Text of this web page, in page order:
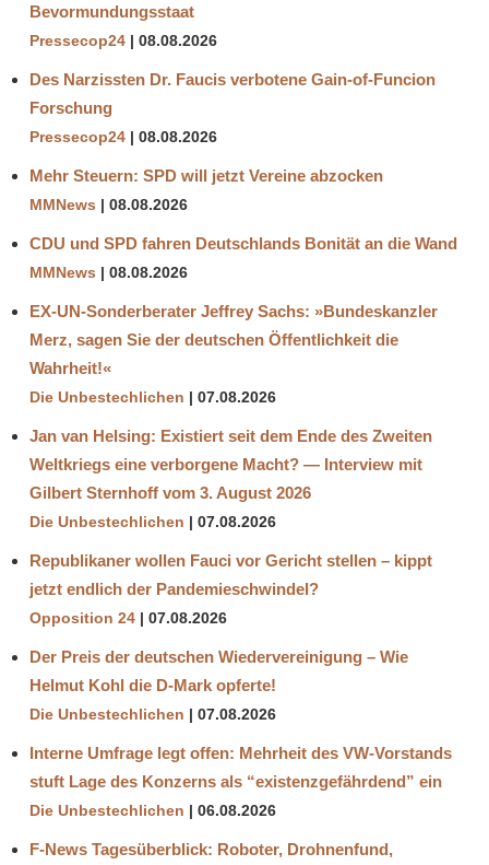
Bevormundungsstaat
Pressecop24 08.08.2026
Des Narzissten Dr. Faucis verbotene Gain-of-Funcion
Forschung
Pressecop24 08.08.2026
Mehr Steuern: SPD will jetzt Vereine abzocken
MMNews 08.08.2026
CDU und SPD fahren Deutschlands Bonität an die Wand
MMNews 08.08.2026
EX-UN-Sonderberater Jeffrey Sachs: »Bundeskanzler
Merz, sagen Sie der deutschen Öffentlichkeit die
Wahrheit!«
Die Unbestechlichen 07.08.2026
Jan van Helsing: Existiert seit dem Ende des Zweiten
Weltkriegs eine verborgene Macht? — Interview mit
Gilbert Sternhoff vom 3. August 2026
Die Unbestechlichen 07.08.2026
Republikaner wollen Fauci vor Gericht stellen – kippt
jetzt endlich der Pandemieschwindel?
Opposition 24 07.08.2026
Der Preis der deutschen Wiedervereinigung – Wie
Helmut Kohl die D‑Mark opferte!
Die Unbestechlichen 07.08.2026
Interne Umfrage legt offen: Mehrheit des VW-Vorstands
stuft Lage des Konzerns als “existenzgefährdend” ein
Die Unbestechlichen 06.08.2026
F-News Tagesüberblick: Roboter, Drohnenfund,